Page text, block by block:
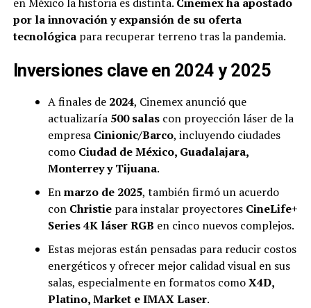
por la innovación y expansión de su oferta
tecnológicapara recuperar terreno tras la pandemia.
Inversiones clave en 2024 y 2025
A finales de 2024, Cinemex anunció que
actualizaría 500 salascon proyección láser de la
empresa Cinionic/Barco, incluyendo ciudades
como Ciudad de México, Guadalajara,
Monterrey y Tijuana.
Enmarzo de 2025, también firmó un acuerdo
con Christiepara instalar proyectores CineLife+
Series 4K láser RGB en cinco nuevos complejos.
Estas mejoras están pensadas para reducir costos
energéticos y ofrecer mejor calidad visual en sus
salas, especialmente en formatos comoX4D,
Platino, Market e IMAX Laser.